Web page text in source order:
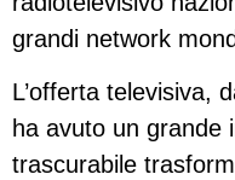
grandi network
L’offerta televisiva,
ha avuto un grande
trascurabile